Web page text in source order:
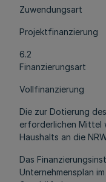
Zuwendungsart
Projektfinanzierung
6.2
Finanzierungsart
Vollfinanzierung
Die zur Dotierung
erforderlichen Mittel
Haushalts an die
Das
Unternehmensplan